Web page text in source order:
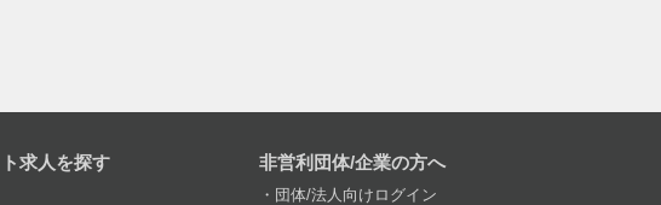
求人を探す 非営利団体/企業の方へ
団体/法人向けログイン